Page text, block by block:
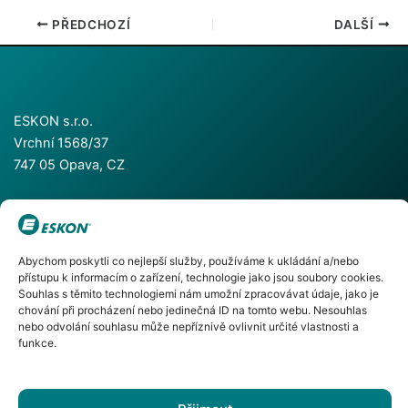
Abychom poskytli co nejlepší služby, používáme k ukládání a/nebo
přístupu k informacím o zařízení, technologie jako jsou soubory cookies.
Souhlas s těmito technologiemi nám umožní zpracovávat údaje, jako je
chování při procházení nebo jedinečná ID na tomto webu. Nesouhlas
nebo odvolání souhlasu může nepříznivě ovlivnit určité vlastnosti a
funkce.
PŘEDCHOZÍ DALŠÍ
ESKON s.r.o.
Vrchní 1568/37
747 05 Opava, CZ
+420 553 786 811
info@eskon.cz